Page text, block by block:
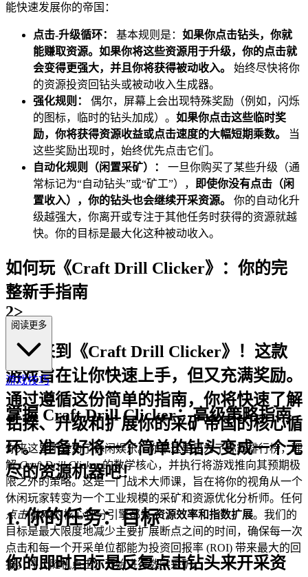
能快速发展你的帝国：
点击-升级循环： 基本规则是： 如果你点击钻头，你就
能赚取资源。如果你将这些资源用于升级，你的点击就
会变得更强大，并且你将获得被动收入。
始终尽快将你
的资源投资回钻头或被动收入生成器。
强化规则：
偶尔，屏幕上会出现特殊奖励（例如，闪烁
的图标，临时的钻头加成）。 如果你点击这些临时奖
励，你将获得资源收益或点击速度的大幅短期乘数。
当
这些奖励出现时，始终优先点击它们。
自动化规则（闲置采矿）：
一旦你购买了某些升级（通
常标记为“自动钻头”或“矿工”），
即使你没有点击（闲
置收入），你的钻头也会继续开采资源。
你的自动化升
级越强大，你离开或专注于其他任务时获得的资源就越
快。你的目标是最大化这种被动收入。
如何玩《Craft Drill Clicker》：你的完
整新手指南
2>
欢迎来到《Craft Drill Clicker》！这款
游戏旨在让你快速上手，但又充满奖励。
通过遵循这份简单的指南，你将快速了解
钻探、升级和扩展你的采矿帝国的核心循
环。准备好将一个简单的钻头变成一个无
尽的资源机器吧！
1. 你的任务：目标
你的即时目标是反复点击钻头来开采资
阅读更多
游戏技巧
掌握 Craft Drill Clicker：高级策略指南
你来这里不是为了休闲娱乐。你来这里是为了称霸排行榜，理
解Craft Drill Clicker的数学核心，并执行将游戏推向其预期极
限之外的策略。这是一门战术大师课，旨在将你的视角从一个
休闲玩家转变为一个工业规模的采矿和资源优化分析师。任何
点击游戏的核心评分引擎都是资源效率和指数扩展。我们的
目标是最大限度地减少主要扩展断点之间的时间，确保每一次
点击和每一个开采单位都能为投资回报率 (ROI) 带来最大的回
报。停止随机点击；开始进行数学采矿。